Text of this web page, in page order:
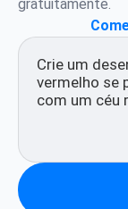
gratuitamente.